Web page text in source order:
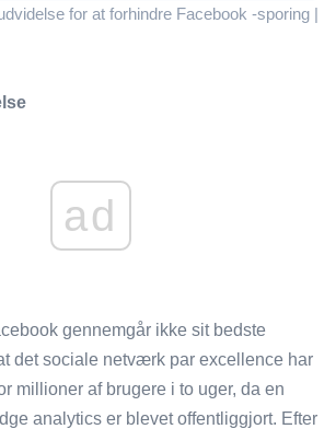
for at forhindre Facebook -sporing |
ad
gennemgår ikke sit bedste
det sociale netværk par excellence har
millioner af brugere i to uger, da en
analytics er blevet offentliggjort. Efter